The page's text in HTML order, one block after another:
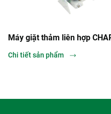
hợp CHARIS-ONE